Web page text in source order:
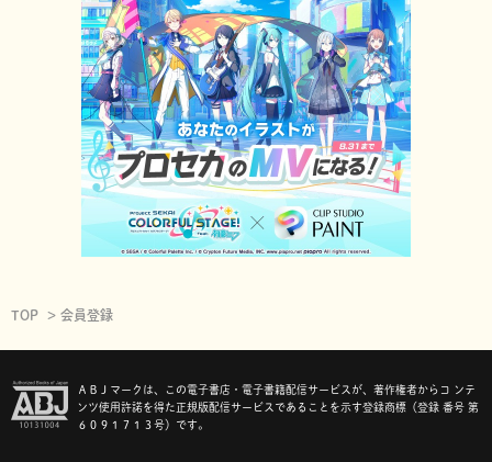
TOP 会員登録
ＡＢＪマークは、この電子書店・電子書籍配信サービスが、著作権者からコ ンテ
ンツ使用許諾を得た正規版配信サービスであることを示す登録商標（登録 番号 第
６０９１７１３号）です。